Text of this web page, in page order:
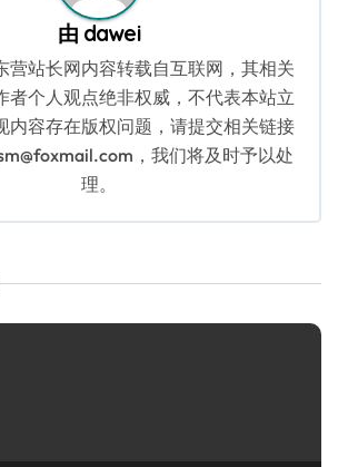
由 dawei
营站长网内容转载自互联网，其相关
者个人观点绝非权威，不代表本站立
内容存在版权问题，请提交相关链接
，我们将及时予以处
理。